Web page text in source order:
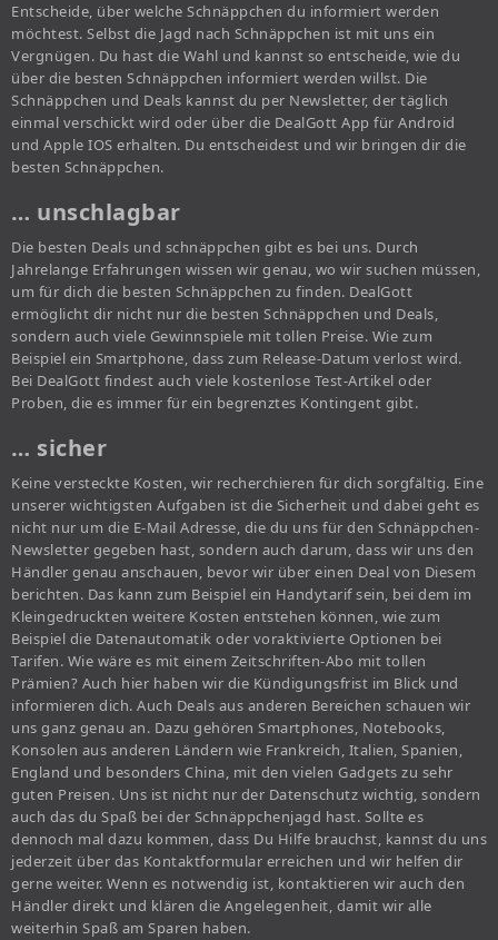
Entscheide, über welche Schnäppchen du informiert werden
möchtest. Selbst die Jagd nach Schnäppchen ist mit uns ein
Vergnügen. Du hast die Wahl und kannst so entscheide, wie du
über die besten Schnäppchen informiert werden willst. Die
Schnäppchen und Deals kannst du per Newsletter, der täglich
einmal verschickt wird oder über die DealGott App für Android
und Apple IOS erhalten. Du entscheidest und wir bringen dir die
besten Schnäppchen.
… unschlagbar
Die besten Deals und schnäppchen gibt es bei uns. Durch
Jahrelange Erfahrungen wissen wir genau, wo wir suchen müssen,
um für dich die besten Schnäppchen zu finden. DealGott
ermöglicht dir nicht nur die besten Schnäppchen und Deals,
sondern auch viele Gewinnspiele mit tollen Preise. Wie zum
Beispiel ein Smartphone, dass zum Release-Datum verlost wird.
Bei DealGott findest auch viele kostenlose Test-Artikel oder
Proben, die es immer für ein begrenztes Kontingent gibt.
… sicher
Keine versteckte Kosten, wir recherchieren für dich sorgfältig. Eine
unserer wichtigsten Aufgaben ist die Sicherheit und dabei geht es
nicht nur um die E-Mail Adresse, die du uns für den Schnäppchen-
Newsletter gegeben hast, sondern auch darum, dass wir uns den
Händler genau anschauen, bevor wir über einen Deal von Diesem
berichten. Das kann zum Beispiel ein Handytarif sein, bei dem im
Kleingedruckten weitere Kosten entstehen können, wie zum
Beispiel die Datenautomatik oder voraktivierte Optionen bei
Tarifen. Wie wäre es mit einem Zeitschriften-Abo mit tollen
Prämien? Auch hier haben wir die Kündigungsfrist im Blick und
informieren dich. Auch Deals aus anderen Bereichen schauen wir
uns ganz genau an. Dazu gehören Smartphones, Notebooks,
Konsolen aus anderen Ländern wie Frankreich, Italien, Spanien,
England und besonders China, mit den vielen Gadgets zu sehr
guten Preisen. Uns ist nicht nur der Datenschutz wichtig, sondern
auch das du Spaß bei der Schnäppchenjagd hast. Sollte es
dennoch mal dazu kommen, dass Du Hilfe brauchst, kannst du uns
jederzeit über das Kontaktformular erreichen und wir helfen dir
gerne weiter. Wenn es notwendig ist, kontaktieren wir auch den
Händler direkt und klären die Angelegenheit, damit wir alle
weiterhin Spaß am Sparen haben.